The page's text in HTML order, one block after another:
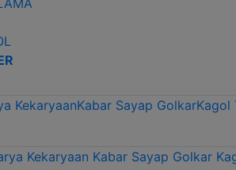
KekaryaanKabar Sayap GolkarKagol
Kekaryaan Kabar Sayap Golkar